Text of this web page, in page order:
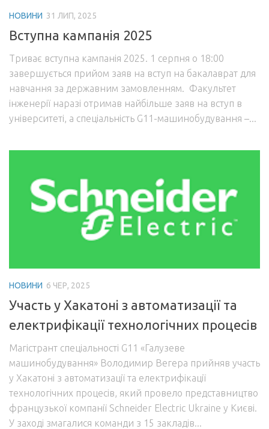
НОВИНИ 31 ЛИП, 2025
Вступна кампанія 2025
Триває вступна кампанія 2025. 1 серпня о 18:00
завершується прийом заяв на вступ на бакалаврат для
навчання за державним замовленням. Факультет
інженерії наразі отримав найбільше заяв на вступ в
університеті, а спеціальність G11-машинобудування –...
НОВИНИ 6 ЧЕР, 2025
Участь у Хакатоні з автоматизації та
електрифікації технологічних процесів
Магістрант спеціальності G11 «Галузеве
машинобудування» Володимир Вегера прийняв участь
у Хакатоні з автоматизації та електрифікації
технологічних процесів, який провело представництво
французької компанії Schneider Electric Ukraine у Києві.
У заході змагалися команди з 15 закладів...